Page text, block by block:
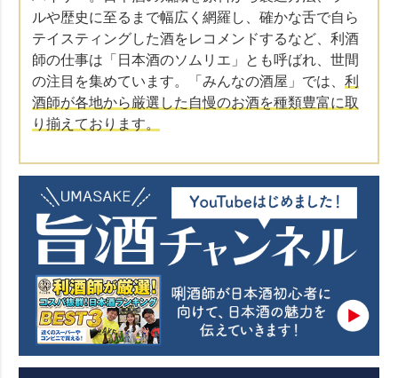
ルや歴史に至るまで幅広く網羅し、確かな舌で自ら
テイスティングした酒をレコメンドするなど、利酒
師の仕事は「日本酒のソムリエ」とも呼ばれ、世間
の注目を集めています。「みんなの酒屋」では、 利
酒師が各地から厳選した自慢のお酒を種類豊富に取
り揃えております。